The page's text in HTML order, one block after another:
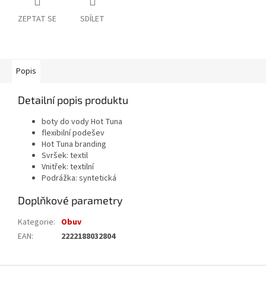
ZEPTAT SE SDÍLET
Popis
Detailní popis produktu
boty do vody Hot Tuna
flexibilní podešev
Hot Tuna branding
Svršek: textil
Vnitřek: textilní
Podrážka: syntetická
Doplňkové parametry
Kategorie: Obuv
EAN: 2222188032804